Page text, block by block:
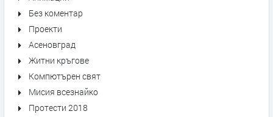
Без коментар
Проекти
Асеновград
Житни кръгове
Компютърен свят
Мисия всезнайко
Протести 2018